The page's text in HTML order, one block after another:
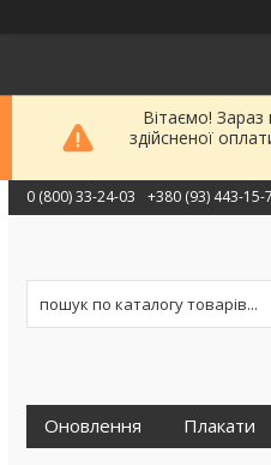
Вітаємо!
здійсненої
0 (800) 33-24-03 +380 (93) 443-15-
Оновлення Плакати